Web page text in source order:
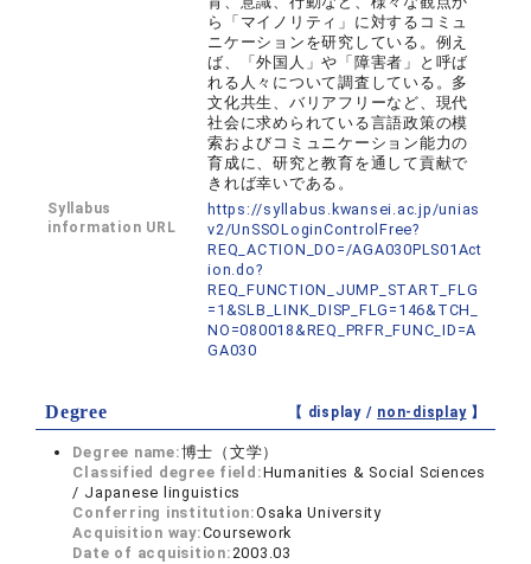
ら「マイノリティ」に対するコミュ
ニケーションを研究している。例え
ば、「外国人」や「障害者」と呼ば
れる人々について調査している。多
文化共生、バリアフリーなど、現代
社会に求められている言語政策の模
索およびコミュニケーション能力の
育成に、研究と教育を通して貢献で
きれば幸いである。
Syllabus
information URL
https://syllabus.kwansei.ac.jp/unias
v2/UnSSOLoginControlFree?
REQ_ACTION_DO=/AGA030PLS01Act
ion.do?
REQ_FUNCTION_JUMP_START_FLG
=1&SLB_LINK_DISP_FLG=146&TCH_
NO=080018&REQ_PRFR_FUNC_ID=A
GA030
Degree 【 display / non-display】
Degree name:博士（文学）
Classified degree field:Humanities & Social Sciences
/ Japanese linguistics
Conferring institution:Osaka University
Acquisition way:Coursework
Date of acquisition:2003.03